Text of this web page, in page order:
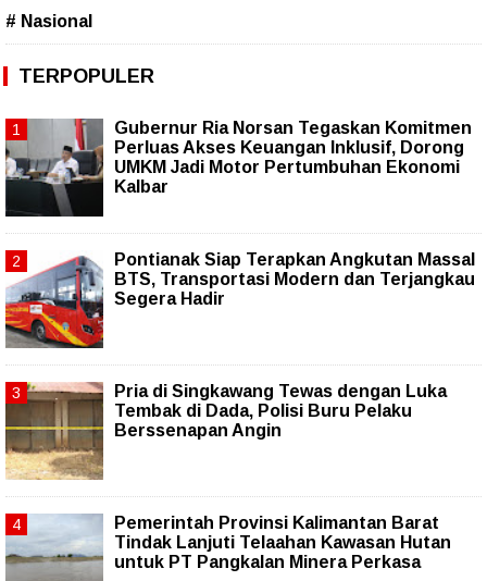
# Nasional
TERPOPULER
Gubernur Ria Norsan Tegaskan Komitmen
Perluas Akses Keuangan Inklusif, Dorong
UMKM Jadi Motor Pertumbuhan Ekonomi
Kalbar
Pontianak Siap Terapkan Angkutan Massal
BTS, Transportasi Modern dan Terjangkau
Segera Hadir
Pria di Singkawang Tewas dengan Luka
Tembak di Dada, Polisi Buru Pelaku
Berssenapan Angin
Pemerintah Provinsi Kalimantan Barat
Tindak Lanjuti Telaahan Kawasan Hutan
untuk PT Pangkalan Minera Perkasa